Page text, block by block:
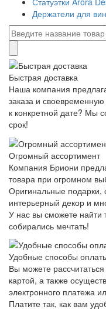
Держатели для
Быстрая доставка
Наша компания
заказа и своевременную
к конкретной дате? Мы
срок!
Огромный ассортимент
Компания Бриони
товара при огромном
Оригинальные подарки,
интерьерный декор и
У нас вы сможете найти
собирались мечтать!
Удобные способы
Вы можете
картой, а также
электронного платежа
Платите так, как вам